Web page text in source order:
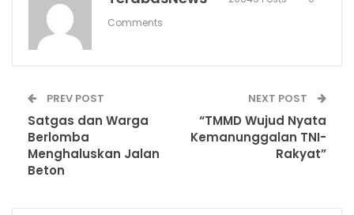
Comments
PREV POST
Satgas dan Warga
Berlomba
Menghaluskan Jalan
Beton
NEXT POST
“TMMD Wujud Nyata
Kemanunggalan TNI-
Rakyat”